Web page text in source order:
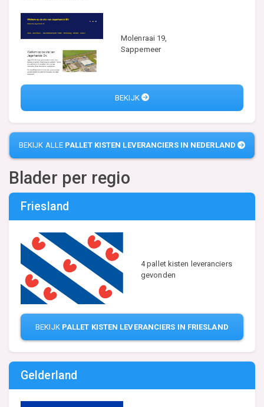
Molenraai 19,
Sappemeer
BEKIJK
BEKIJK ALLE PALLET KISTEN LEVERANCIERS IN NEDERLAND
Blader per regio
Friesland
4 pallet kisten leveranciers
gevonden
BEKIJK PALLET KISTEN LEVERANCIERS IN FRIESLAND
Gelderland